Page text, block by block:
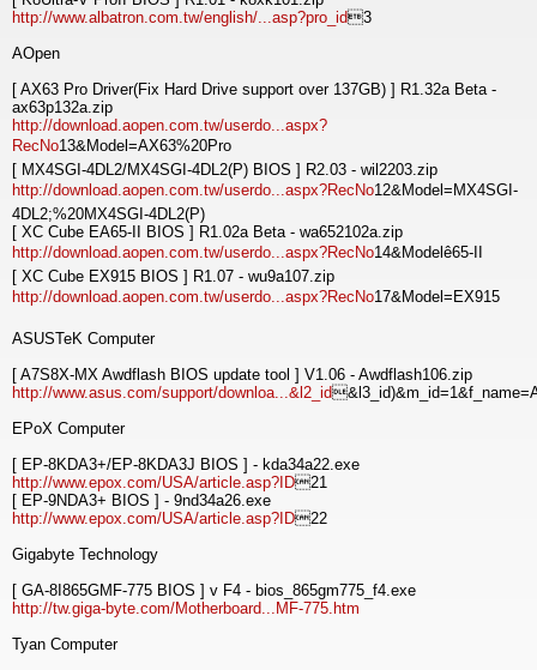
http://www.albatron.com.tw/english/...asp?pro_id3
AOpen
[ AX63 Pro Driver(Fix Hard Drive support over 137GB) ] R1.32a Beta -
ax63p132a.zip
http://download.aopen.com.tw/userdo...aspx?
RecNo13&Model=AX63%20Pro
[ MX4SGI-4DL2/MX4SGI-4DL2(P) BIOS ] R2.03 - wil2203.zip
http://download.aopen.com.tw/userdo...aspx?RecNo12&Model=MX4SGI-
4DL2;%20MX4SGI-4DL2(P)
[ XC Cube EA65-II BIOS ] R1.02a Beta - wa652102a.zip
http://download.aopen.com.tw/userdo...aspx?RecNo14&Modelê65-II
[ XC Cube EX915 BIOS ] R1.07 - wu9a107.zip
http://download.aopen.com.tw/userdo...aspx?RecNo17&Model=EX915
ASUSTeK Computer
[ A7S8X-MX Awdflash BIOS update tool ] V1.06 - Awdflash106.zip
http://www.asus.com/support/downloa...&l2_id
EPoX Computer
[ EP-8KDA3+/EP-8KDA3J BIOS ] - kda34a22.exe
http://www.epox.com/USA/article.asp?ID21
[ EP-9NDA3+ BIOS ] - 9nd34a26.exe
http://www.epox.com/USA/article.asp?ID22
Gigabyte Technology
[ GA-8I865GMF-775 BIOS ] v F4 - bios_865gm775_f4.exe
http://tw.giga-byte.com/Motherboard...MF-775.htm
Tyan Computer